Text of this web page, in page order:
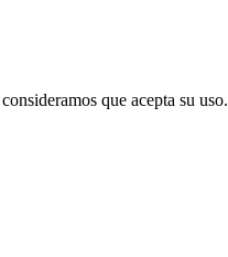
que acepta su uso.